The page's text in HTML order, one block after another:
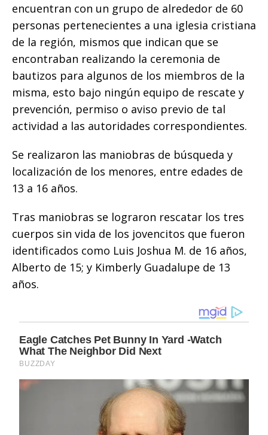
encuentran con un grupo de alrededor de 60
personas pertenecientes a una iglesia cristiana
de la región, mismos que indican que se
encontraban realizando la ceremonia de
bautizos para algunos de los miembros de la
misma, esto bajo ningún equipo de rescate y
prevención, permiso o aviso previo de tal
actividad a las autoridades correspondientes.
Se realizaron las maniobras de búsqueda y
localización de los menores, entre edades de
13 a 16 años.
Tras maniobras se lograron rescatar los tres
cuerpos sin vida de los jovencitos que fueron
identificados como Luis Joshua M. de 16 años,
Alberto de 15; y Kimberly Guadalupe de 13
años.